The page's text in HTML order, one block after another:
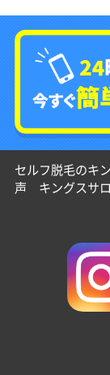
セルフ脱毛のキ
声 キングスサ